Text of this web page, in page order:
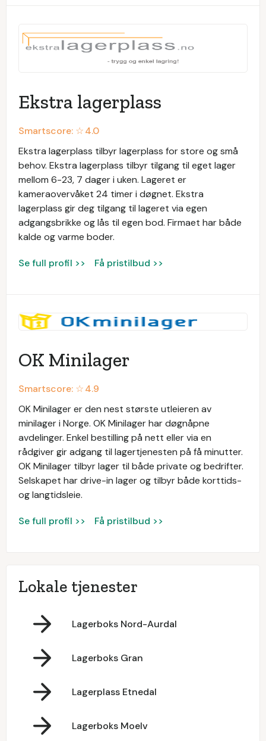
Ekstra lagerplass
Smartscore: ☆4.0
Ekstra lagerplass tilbyr lagerplass for store og små
behov. Ekstra lagerplass tilbyr tilgang til eget lager
mellom 6-23, 7 dager i uken. Lageret er
kameraovervåket 24 timer i døgnet. Ekstra
lagerplass gir deg tilgang til lageret via egen
adgangsbrikke og lås til egen bod. Firmaet har både
kalde og varme boder.
Se full profil >> Få pristilbud >>
OK Minilager
Smartscore: ☆4.9
OK Minilager er den nest største utleieren av
minilager i Norge. OK Minilager har døgnåpne
avdelinger. Enkel bestilling på nett eller via en
rådgiver gir adgang til lagertjenesten på få minutter.
OK Minilager tilbyr lager til både private og bedrifter.
Selskapet har drive-in lager og tilbyr både korttids-
og langtidsleie.
Se full profil >> Få pristilbud >>
Lokale tjenester
Lagerboks Nord-Aurdal
Lagerboks Gran
Lagerplass Etnedal
Lagerboks Moelv